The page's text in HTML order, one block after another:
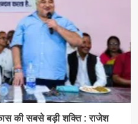
की सबसे बड़ी शक्ति : राजेश